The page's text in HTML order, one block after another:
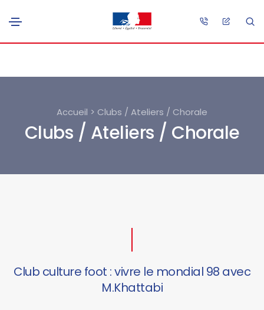
Accueil > Clubs / Ateliers / Chorale
Clubs / Ateliers / Chorale
Club culture foot : vivre le mondial 98 avec
M.Khattabi